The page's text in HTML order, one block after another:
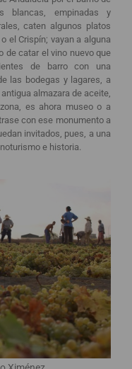
blancas, empinadas y
caten algunos platos
el Crispín; vayan a alguna
de catar el vino nuevo que
de barro con una
las bodegas y lagares, a
almazara de aceite,
es ahora museo o a
con ese monumento a
invitados, pues, a una
e historia.